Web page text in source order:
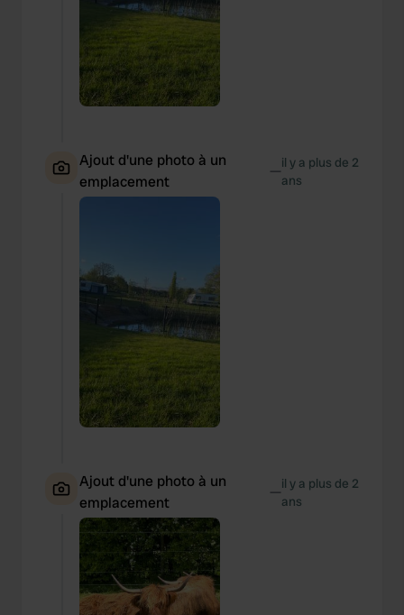
Ajout d'une photo à un
emplacement
—il y a plus de 2
ans
Ajout d'une photo à un
emplacement
—il y a plus de 2
ans